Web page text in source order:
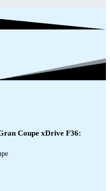
Coupe xDrive F36: